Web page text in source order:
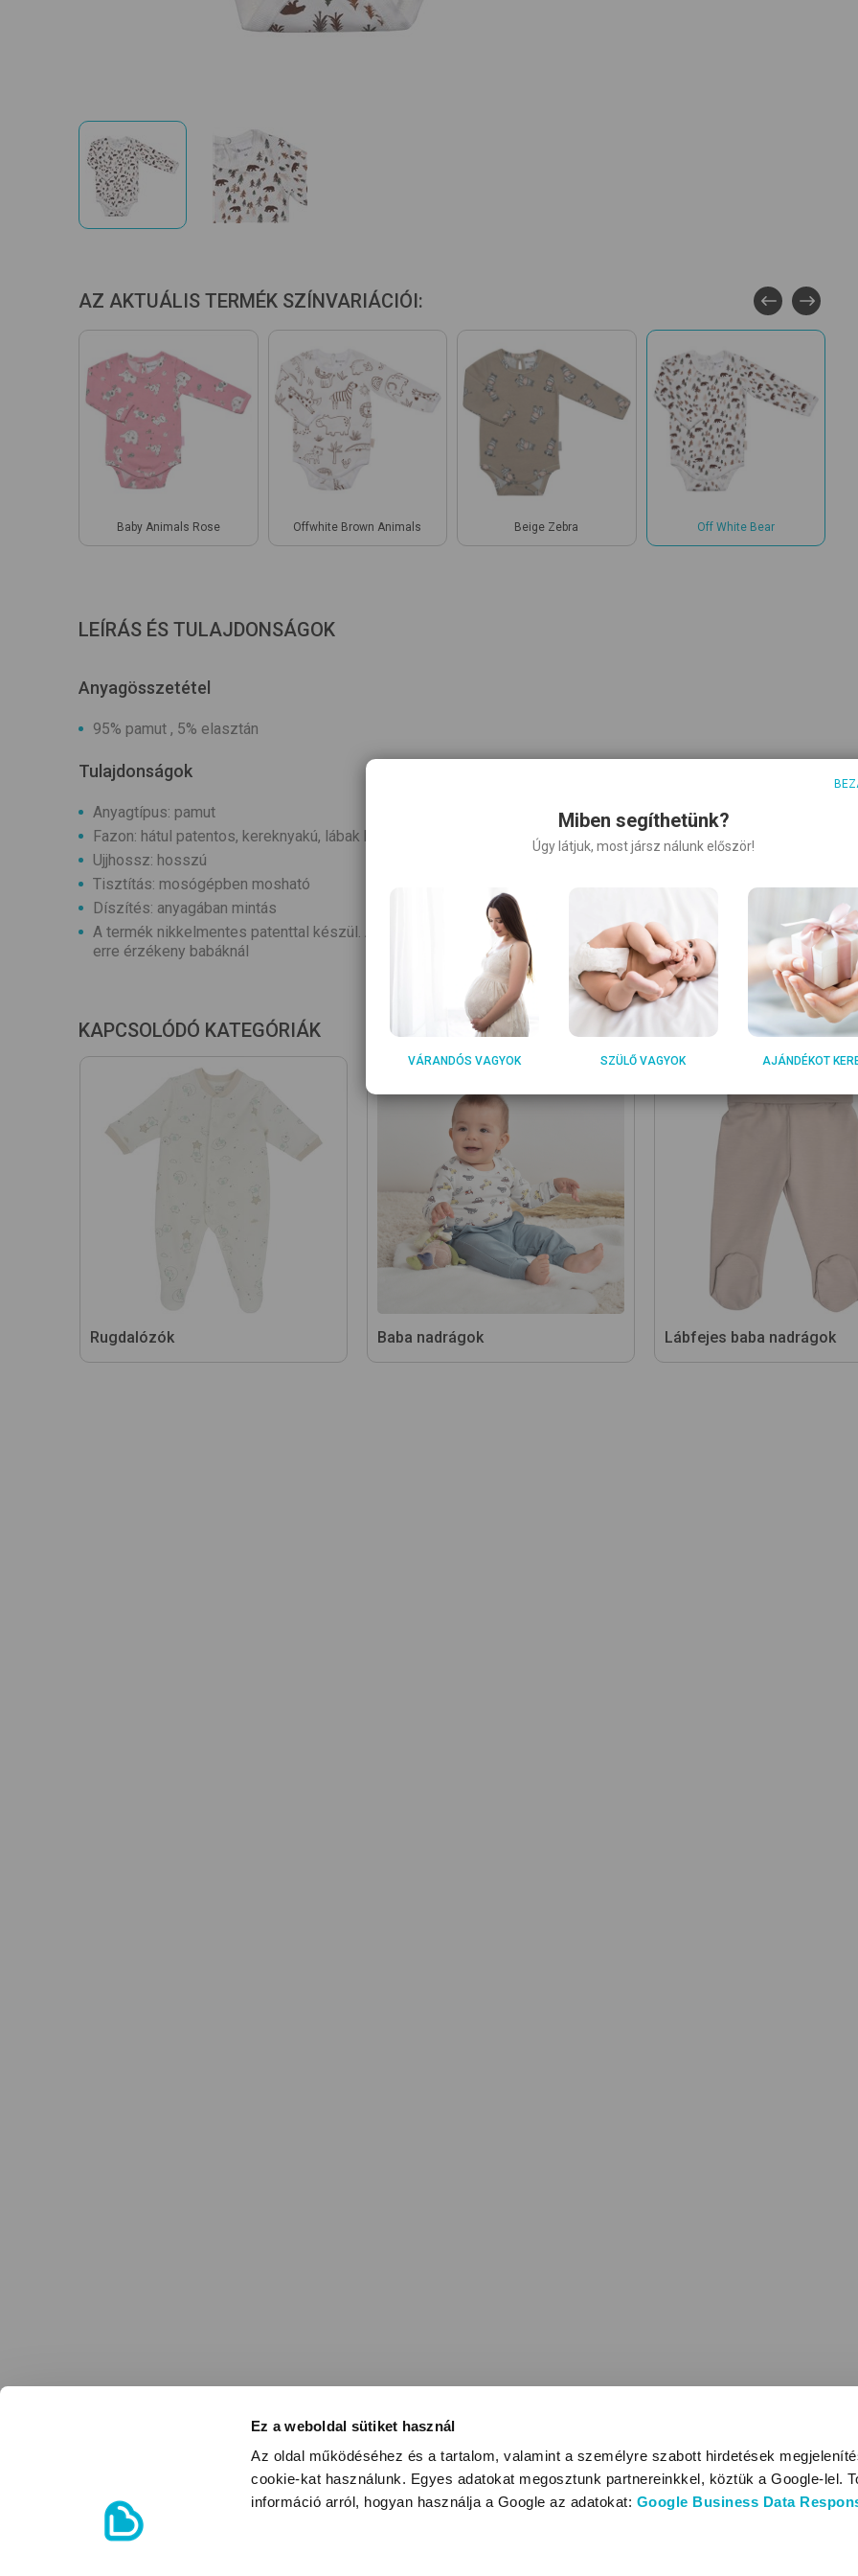
Ez a weboldal sütiket használ
Az oldal működéséhez és a tartalom, valamint a személyre szabott hirdetések
cookie-kat használunk. Egyes adatokat megosztunk partnereinkkel, köztük a Google-lel.
információ arról, hogyan használja a Google az adatokat: Google Business Data
AZ AKTUÁLIS TERMÉK SZÍNVARIÁCIÓI:
Baby Animals Rose Offwhite Brown Animals Beige Zebra Off White Bear
LEÍRÁS ÉS TULAJDONSÁGOK
Anyagösszetétel
95% pamut , 5% elasztán
Tulajdonságok
Anyagtípus: pamut
Fazon: hátul patentos, kereknyakú, lábak között patentos
Ujjhossz: hosszú
Tisztítás: mosógépben mosható
Díszítés: anyagában mintás
A termék nikkelmentes patenttal készül. A patent nem tartalmaz nikkelt, ezért nem vált ki allergiás reakciót az
erre érzékeny babáknál
KAPCSOLÓDÓ KATEGÓRIÁK
Rugdalózók Baba nadrágok Lábfejes baba nadrágok
Miben segíthetünk?
Úgy látjuk, most jársz nálunk először!
VÁRANDÓS VAGYOK SZÜLŐ VAGYOK AJÁNDÉKOT